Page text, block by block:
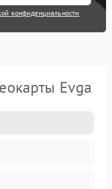
конфиденциальности
Evga